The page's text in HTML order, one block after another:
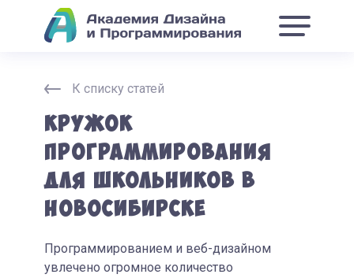
К списку статей
Кружок
программирования
для школьников в
Новосибирске
Программированием и веб-дизайном
увлечено огромное количество